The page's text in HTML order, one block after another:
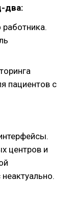
два:
пациентов с
центров и